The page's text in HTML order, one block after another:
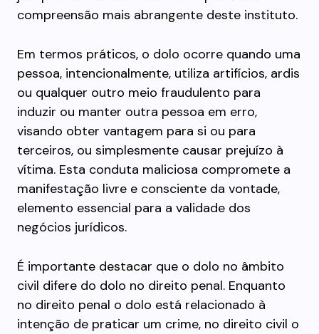
compreensão mais abrangente deste instituto.
Em termos práticos, o dolo ocorre quando uma
pessoa, intencionalmente, utiliza artifícios, ardis
ou qualquer outro meio fraudulento para
induzir ou manter outra pessoa em erro,
visando obter vantagem para si ou para
terceiros, ou simplesmente causar prejuízo à
vítima. Esta conduta maliciosa compromete a
manifestação livre e consciente da vontade,
elemento essencial para a validade dos
negócios jurídicos.
É importante destacar que o dolo no âmbito
civil difere do dolo no direito penal. Enquanto
no direito penal o dolo está relacionado à
intenção de praticar um crime, no direito civil o